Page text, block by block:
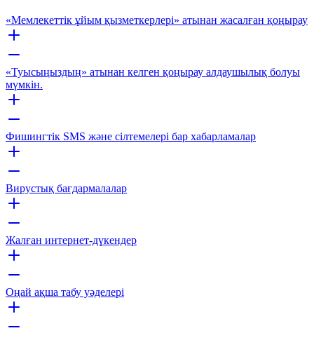
«Мемлекеттік ұйым қызметкерлері» атынан жасалған қоңырау
«Туысыңыздың» атынан келген қоңырау алдаушылық болуы
мүмкін.
Фишингтік SMS және сілтемелері бар хабарламалар
Вирустық бағдармалалар
Жалған интернет-дүкендер
Оңай ақша табу уәделері